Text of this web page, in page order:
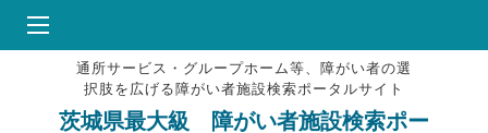
HOME
♥お気にりブックマーク
通所サービス・グループホーム等、障がい者の選
択肢を広げる障がい者施設検索ポータルサイト
茨城県最大級 障がい者施設検索ポー